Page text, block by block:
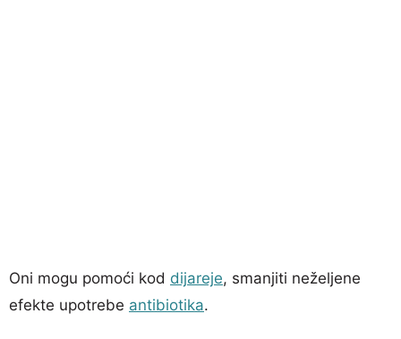
Oni mogu pomoći kod dijareje, smanjiti neželjene
efekte upotrebe antibiotika.